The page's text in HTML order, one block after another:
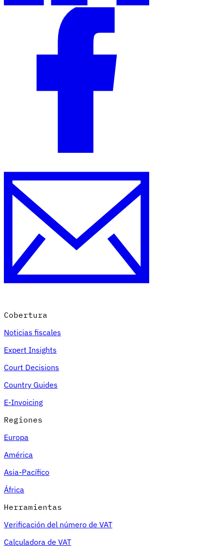
Cobertura
Noticias fiscales
Expert Insights
Court Decisions
Country Guides
E-Invoicing
Regiones
Europa
América
Asia-Pacífico
África
Herramientas
Verificación del número de VAT
Calculadora de VAT